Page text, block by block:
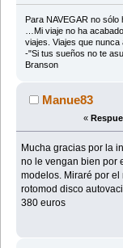
Para NAVEGAR no sólo
…Mi viaje no ha
viajes. Viajes que nunca
-"Si tus sueños no te
Branson
Manue83
«
Mucha gracias por la
no le vengan bien por
modelos. Miraré por el
rotomod disco
380 euros